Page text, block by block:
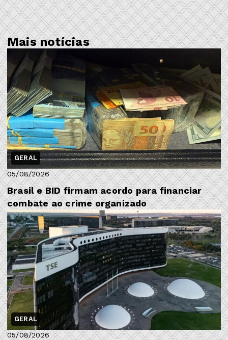
Mais notícias
GERAL
05/08/2026
Brasil e BID firmam acordo para financiar
combate ao crime organizado
GERAL
05/08/2026